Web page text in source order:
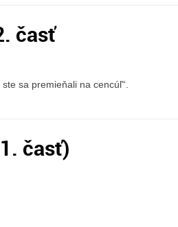
časť
sa premieňali na cencúľ“.
časť)